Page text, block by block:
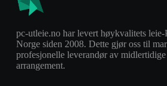
pc-utleie.no har levert høykvalitets
Norge siden 2008. Dette gjør oss til
profesjonelle leverandør av
arrangement.